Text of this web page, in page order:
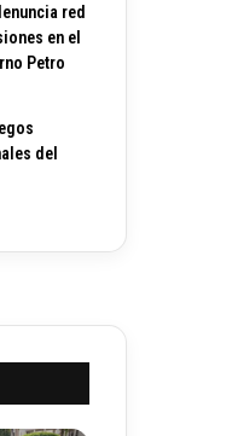
red
en el
Petro
del